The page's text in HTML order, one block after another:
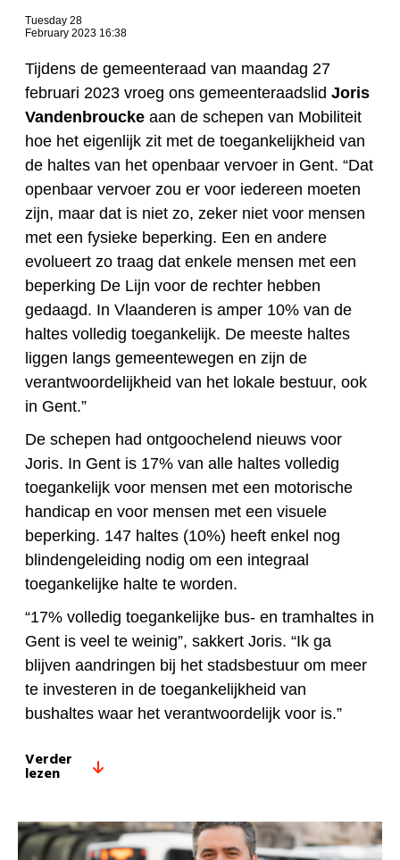
Tuesday 28
February 2023 16:38
Tijdens de gemeenteraad van maandag 27
februari 2023 vroeg ons gemeenteraadslid Joris
Vandenbroucke aan de schepen van Mobiliteit
hoe het eigenlijk zit met de toegankelijkheid van
de haltes van het openbaar vervoer in Gent. “Dat
openbaar vervoer zou er voor iedereen moeten
zijn, maar dat is niet zo, zeker niet voor mensen
met een fysieke beperking. Een en andere
evolueert zo traag dat enkele mensen met een
beperking De Lijn voor de rechter hebben
gedaagd. In Vlaanderen is amper 10% van de
haltes volledig toegankelijk. De meeste haltes
liggen langs gemeentewegen en zijn de
verantwoordelijkheid van het lokale bestuur, ook
in Gent.”
De schepen had ontgoochelend nieuws voor
Joris. In Gent is 17% van alle haltes volledig
toegankelijk voor mensen met een motorische
handicap en voor mensen met een visuele
beperking. 147 haltes (10%) heeft enkel nog
blindengeleiding nodig om een integraal
toegankelijke halte te worden.
“17% volledig toegankelijke bus- en tramhaltes in
Gent is veel te weinig”, sakkert Joris. “Ik ga
blijven aandringen bij het stadsbestuur om meer
te investeren in de toegankelijkheid van
bushaltes waar het verantwoordelijk voor is.”
Verder
lezen